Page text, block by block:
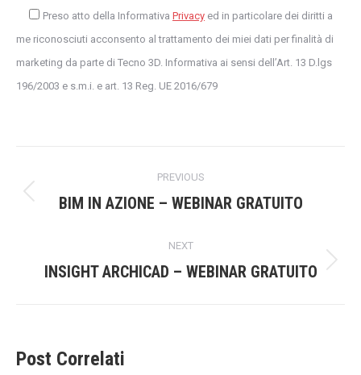
Preso atto della Informativa Privacy ed in particolare dei diritti a
me riconosciuti acconsento al trattamento dei miei dati per finalità di
marketing da parte di Tecno 3D. Informativa ai sensi dell’Art. 13 D.lgs
196/2003 e s.m.i. e art. 13 Reg. UE 2016/679
navigation
PREVIOUS
Previous
BIM IN AZIONE – WEBINAR GRATUITO
NEXT
Next
INSIGHT ARCHICAD – WEBINAR GRATUITO
Post Correlati